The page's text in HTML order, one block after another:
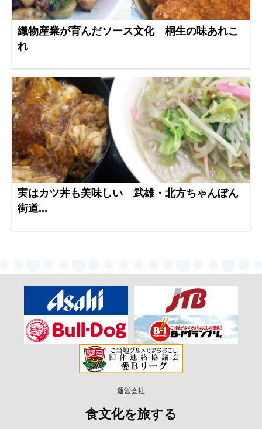
織物産業が育んだソース文化 桐生の味あれこ
れ
実はカツ丼も美味しい 武雄・北方ちゃんぽん
街道...
運営会社
食文化を旅する